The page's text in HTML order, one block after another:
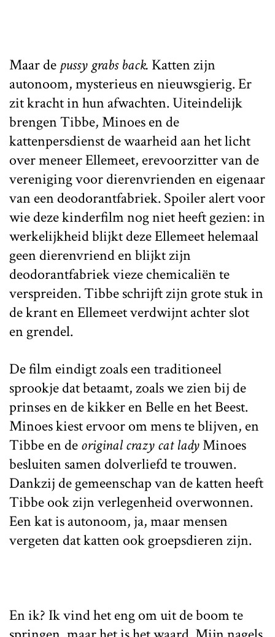
Maar de pussy grabs back. Katten zijn
autonoom, mysterieus en nieuwsgierig. Er
zit kracht in hun afwachten. Uiteindelijk
brengen Tibbe, Minoes en de
kattenpersdienst de waarheid aan het licht
over meneer Ellemeet, erevoorzitter van de
vereniging voor dierenvrienden en eigenaar
van een deodorantfabriek. Spoiler alert voor
wie deze kinderfilm nog niet heeft gezien: in
werkelijkheid blijkt deze Ellemeet helemaal
geen dierenvriend en blijkt zijn
deodorantfabriek vieze chemicaliën te
verspreiden. Tibbe schrijft zijn grote stuk in
de krant en Ellemeet verdwijnt achter slot
en grendel.
De film eindigt zoals een traditioneel
sprookje dat betaamt, zoals we zien bij de
prinses en de kikker en Belle en het Beest.
Minoes kiest ervoor om mens te blijven, en
Tibbe en deoriginal crazy cat ladyMinoes
besluiten samen dolverliefd te trouwen.
Dankzij de gemeenschap van de katten heeft
Tibbe ook zijn verlegenheid overwonnen.
Een kat is autonoom, ja, maar mensen
vergeten dat katten ook groepsdieren zijn.
En ik? Ik vind het eng om uit de boom te